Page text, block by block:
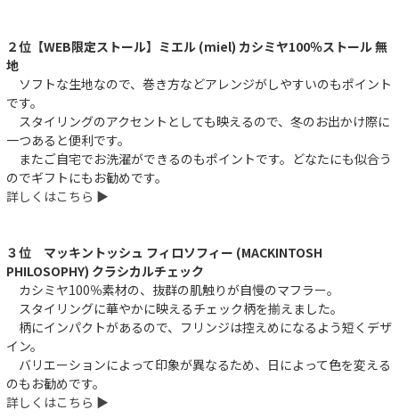
２位【WEB限定ストール】ミエル (miel) カシミヤ100％ストール 無
地
ソフトな生地なので、巻き方などアレンジがしやすいのもポイント
です。
スタイリングのアクセントとしても映えるので、冬のお出かけ際に
一つあると便利です。
またご自宅でお洗濯ができるのもポイントです。どなたにも似合う
のでギフトにもお勧めです。
詳しくはこちら ▶︎
３位 マッキントッシュ フィロソフィー (MACKINTOSH
PHILOSOPHY) クラシカルチェック
カシミヤ100％素材の、抜群の肌触りが自慢のマフラー。
スタイリングに華やかに映えるチェック柄を揃えました。
柄にインパクトがあるので、フリンジは控えめになるよう短くデザ
イン。
バリエーションによって印象が異なるため、日によって色を変える
のもお勧めです。
詳しくはこちら ▶︎